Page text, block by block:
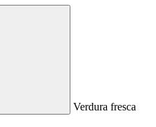
Verdura fresca